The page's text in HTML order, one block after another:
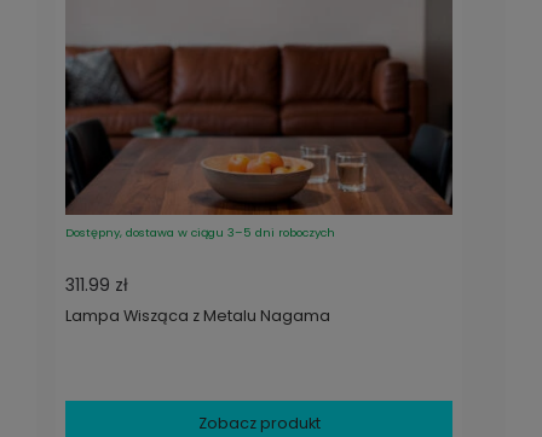
Dostępny, dostawa w ciągu 3–5 dni roboczych
311.99 zł
Lampa Wisząca z Metalu Nagama
Zobacz produkt